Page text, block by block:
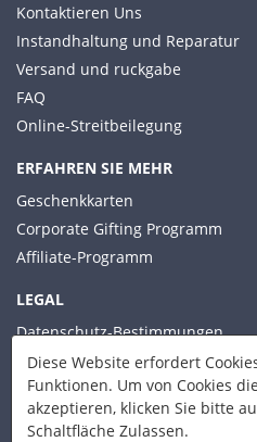
Diese Website erfordert
Funktionen. Um von Cookies
akzeptieren, klicken Sie bitte
Schaltfläche Zulassen.
Kontaktieren Uns
Instandhaltung und Reparatur
Versand und ruckgabe
FAQ
Online-Streitbeilegung
ERFAHREN SIE MEHR
Geschenkkarten
Corporate Gifting Programm
Affiliate-Programm
LEGAL
Datenschutz-Bestimmungen
Allgemeine